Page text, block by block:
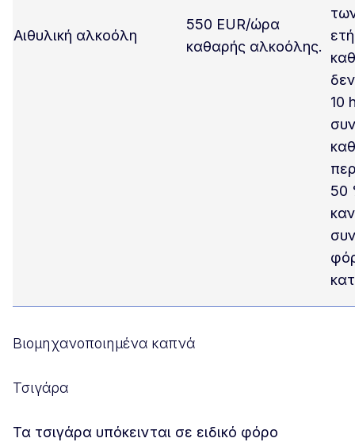
Αιθυλική αλκοόλη
550 EUR/ώρα
καθαρής αλκοόλης.
10
50
Βιομηχανοποιημένα καπνά
Τσιγάρα
Τα τσιγάρα υπόκεινται σε ειδικό φόρο